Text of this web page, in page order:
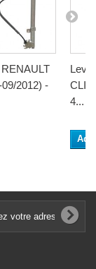
2012) -
Leve
4...